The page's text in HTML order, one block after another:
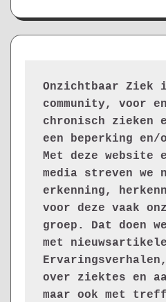
Onzichtbaar Ziek
community, voor
chronisch zieken
een beperking en/
Met deze website
media streven we
erkenning,
voor deze vaak
groep. Dat doen
met
over ziektes en
maar ook met